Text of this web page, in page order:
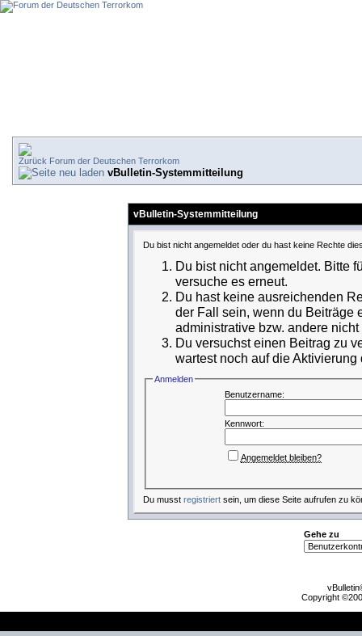
Forum der Deutschen Terrorkom
vBulletin-Systemmitteilung
vBulletin-Systemmitteilung
Du bist nicht angemeldet oder du hast keine Rechte
Du bist nicht angemeldet. Bitte
versuche es erneut.
Du hast keine ausreichenden
der Fall sein, wenn du Beiträge
administrative bzw. andere
Du versuchst einen Beitrag zu
wartest noch auf die
Anmelden
Benutzername:
Kennwort:
Angemeldet bleiben?
Du musst registriertsein, um diese Seite aufrufen zu
Gehe zu
Copyright